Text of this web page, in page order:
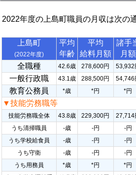
2022年度の上島町職員の月収は次の
上島町
(2022年度)
平均
年齢
平均
給料月額
諸手
月額
全職種
42.6歳 278,600円 53,932
一般行政職 43.1歳 288,500円 54,746
教育公務員 *歳 *円 *円
▼技能労務職等
技能労務職全体 43.8歳 229,300円 27,714
うち清掃職員
-歳 -円 -円
うち学校給食員
-歳 -円 -円
うち守衛
-歳 -円 -円
うち用務員
*歳 *円 *円